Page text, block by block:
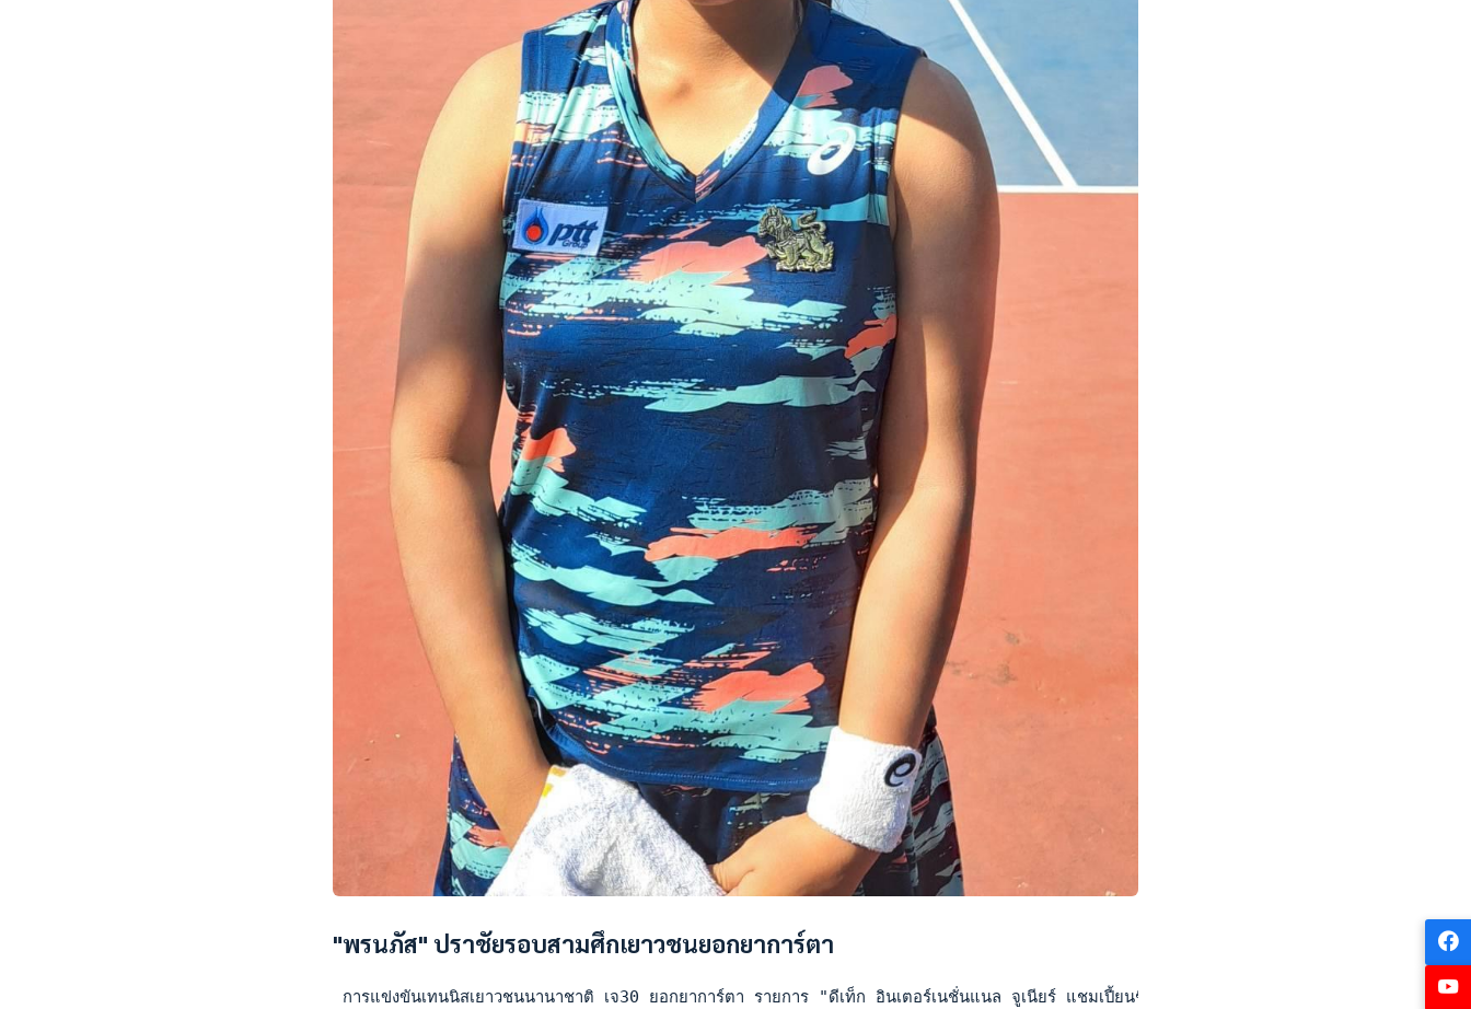
"พรนภัส" ปราชัยรอบสามศึกเยาวชนยอกยาการ์ตา
การแข่งขันเทนนิสเยาวชนนานาชาติ เจ30 ยอกยาการ์ตา รายการ "ดีเท็ก อินเตอร์เนชั่นแนล จูเนียร์ แชมเปี้ยนชิพส์ 2023" ที่ประเทศอินโดนีเซีย เมื่อวันที่